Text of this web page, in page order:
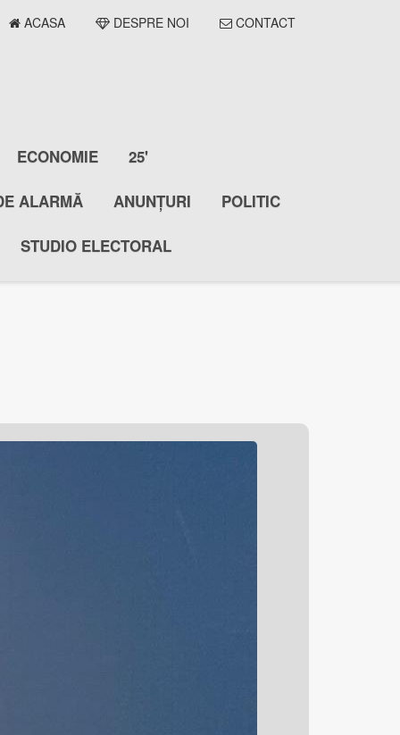
ACASA DESPRE NOI CONTACT
ECONOMIE 25'
ALARMĂ ANUNȚURI POLITIC
STUDIO ELECTORAL